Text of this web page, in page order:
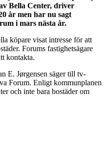
Bella Center, driver
år men har nu sagt
i mars nästa år.
köpare visat intresse för att
Forums fastighetsägare
kontakta.
E. Jørgensen säger till tv-
Forum. Enligt kommunplanen
och inte bara bostäder om